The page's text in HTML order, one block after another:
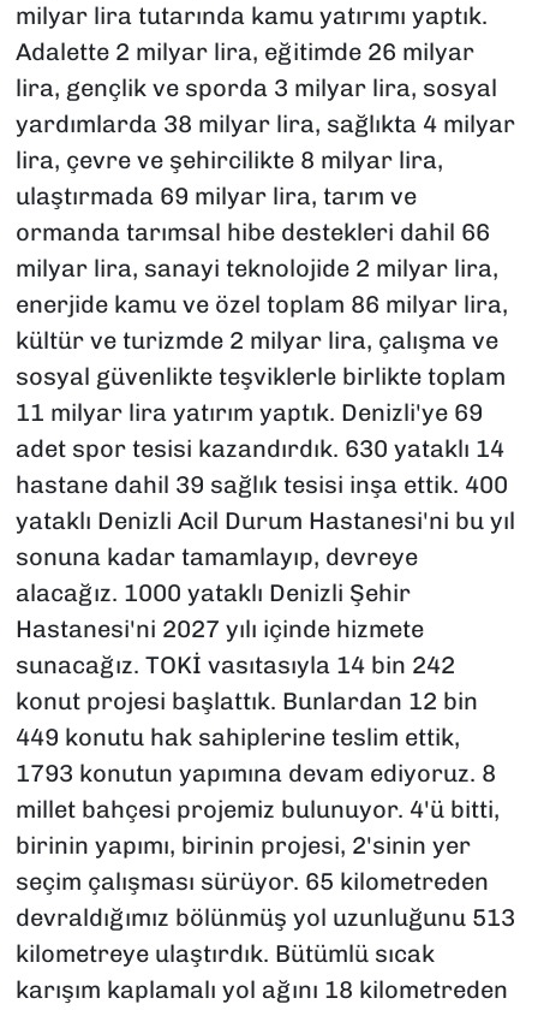
milyar lira tutarında kamu yatırımı yaptık.
Adalette 2 milyar lira, eğitimde 26 milyar
lira, gençlik ve sporda 3 milyar lira, sosyal
yardımlarda 38 milyar lira, sağlıkta 4 milyar
lira, çevre ve şehircilikte 8 milyar lira,
ulaştırmada 69 milyar lira, tarım ve
ormanda tarımsal hibe destekleri dahil 66
milyar lira, sanayi teknolojide 2 milyar lira,
enerjide kamu ve özel toplam 86 milyar lira,
kültür ve turizmde 2 milyar lira, çalışma ve
sosyal güvenlikte teşviklerle birlikte toplam
11 milyar lira yatırım yaptık. Denizli'ye 69
adet spor tesisi kazandırdık. 630 yataklı 14
hastane dahil 39 sağlık tesisi inşa ettik. 400
yataklı Denizli Acil Durum Hastanesi'ni bu yıl
sonuna kadar tamamlayıp, devreye
alacağız. 1000 yataklı Denizli Şehir
Hastanesi'ni 2027 yılı içinde hizmete
sunacağız. TOKİ vasıtasıyla 14 bin 242
konut projesi başlattık. Bunlardan 12 bin
449 konutu hak sahiplerine teslim ettik,
1793 konutun yapımına devam ediyoruz. 8
millet bahçesi projemiz bulunuyor. 4'ü bitti,
birinin yapımı, birinin projesi, 2'sinin yer
seçim çalışması sürüyor. 65 kilometreden
devraldığımız bölünmüş yol uzunluğunu 513
kilometreye ulaştırdık. Bütümlü sıcak
karışım kaplamalı yol ağını 18 kilometreden